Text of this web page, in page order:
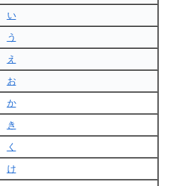
い
う
え
お
か
き
く
け